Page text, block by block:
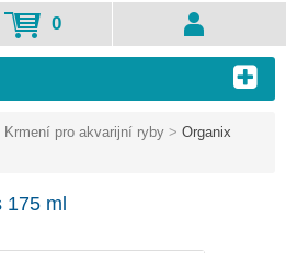
Krmení pro akvarijní ryby > Organix
ml
0